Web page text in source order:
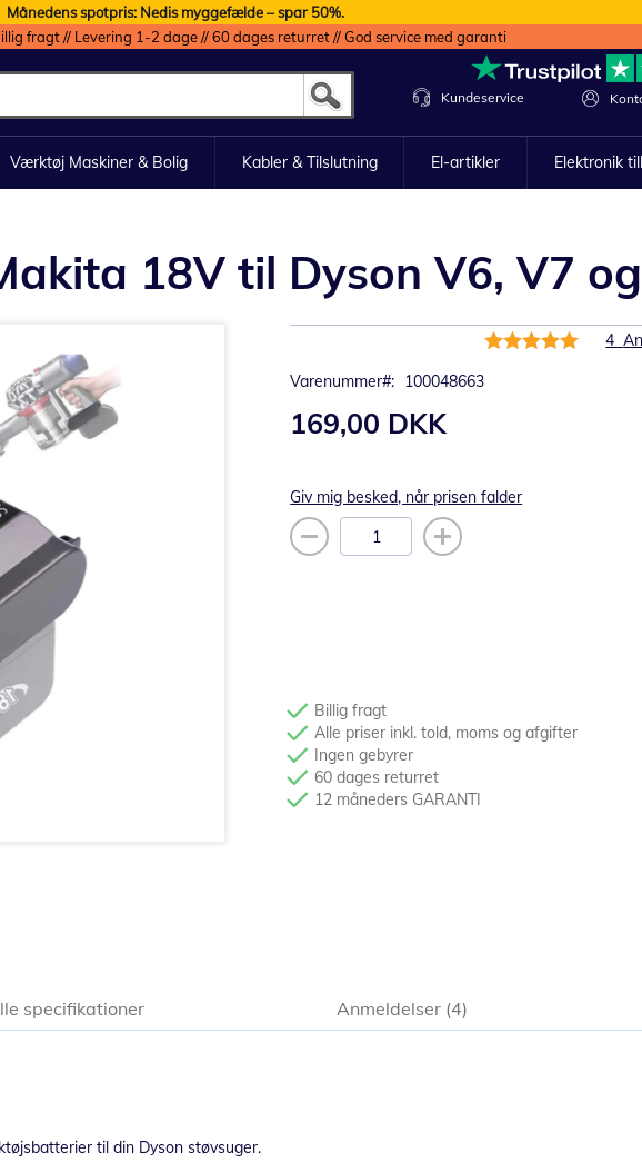
Månedens spotpris: Nedis myggefælde – spar 50%.
fragt // Levering 1-2 dage // 60 dages returret // God service med garanti
Kundeservice
Værktøj Maskiner & Bolig Kabler & Tilslutning El-artikler Elektronik
18V til Dyson V6, V7
Varenummer 100048663
Bedømmelse:
4
169,00 DKK
Giv mig besked, når prisen falder
Billig fragt
Alle priser inkl. told, moms og afgifter
Ingen gebyrer
60 dages returret
12 måneders GARANTI
til din Dyson støvsuger.
specifikationer Anmeldelser 4